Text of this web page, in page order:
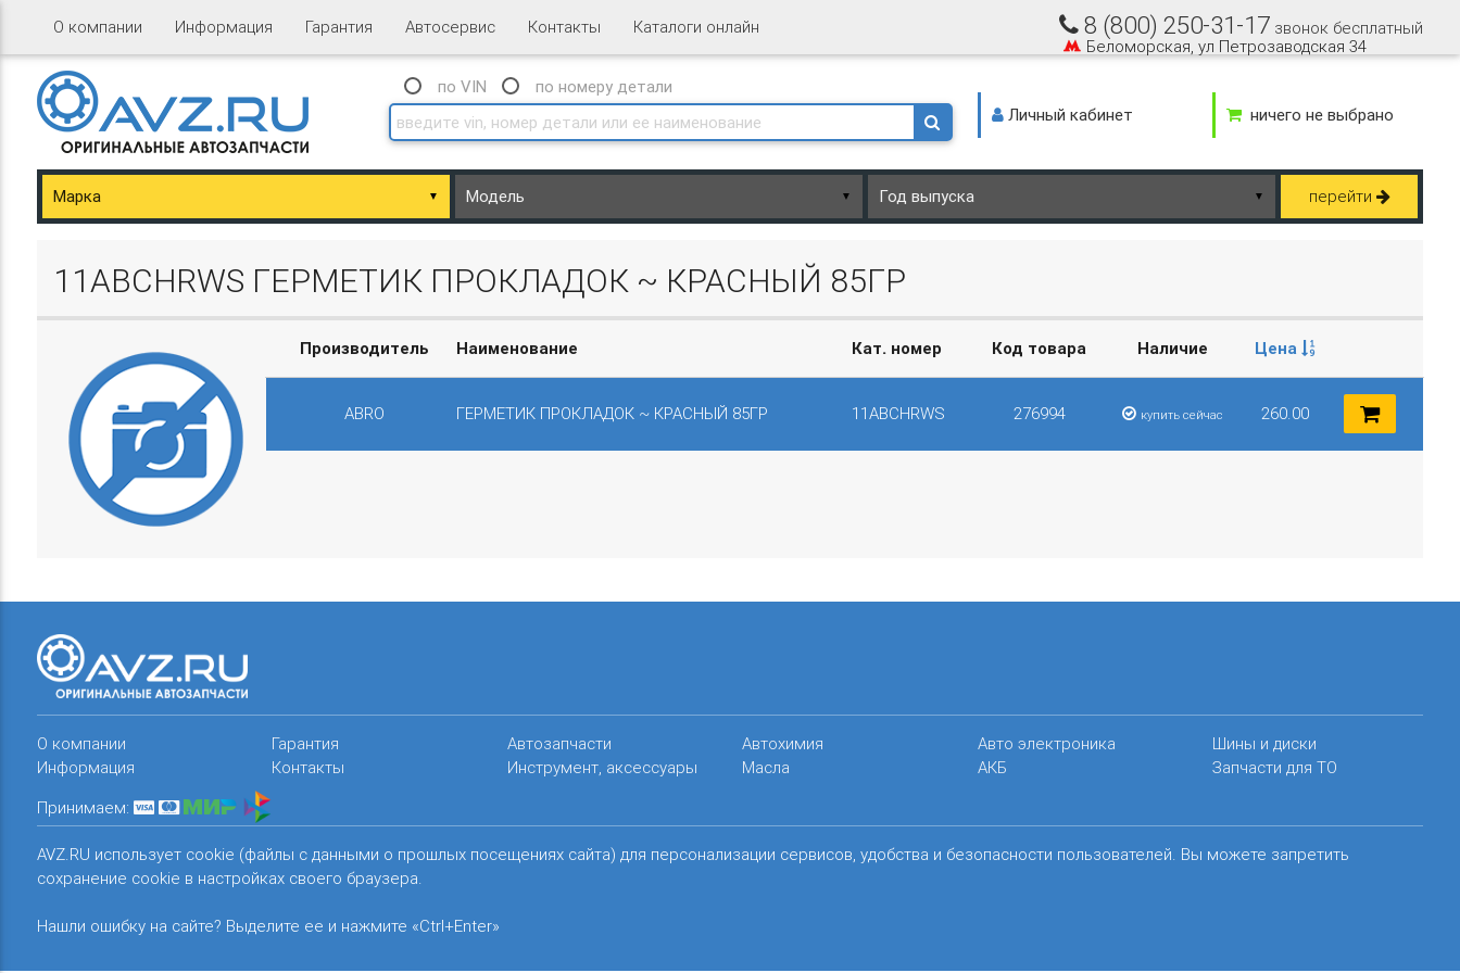
О компании Информация Гарантия Автосервис Контакты Каталоги онлайн
Basket.php
8 (800) 250-31-17 звонок бесплатный
Беломорская, ул Петрозаводская 34
по VIN
по номеру детали
Личный кабинет
ничего не выбрано
▼ ▼ ▼ перейти
11ABCHRWS ГЕРМЕТИК ПРОКЛАДОК ~ КРАСНЫЙ 85ГР
Производитель Наименование Кат. номер Код товара Наличие Цена
ABRO ГЕРМЕТИК ПРОКЛАДОК ~ КРАСНЫЙ 85ГР 11ABCHRWS 276994 купить сейчас 260.00
О компании
Информация
Гарантия
Контакты
Автозапчасти
Инструмент, аксессуары
Автохимия
Масла
Авто электроника
АКБ
Шины и диски
Запчасти для ТО
Принимаем:
AVZ.RU использует cookie (файлы с данными о прошлых посещениях сайта) для персонализации сервисов, удобства и безопасности пользователей. Вы можете запретить
сохранение cookie в настройках своего браузера.
Нашли ошибку на сайте? Выделите ее и нажмите «Ctrl+Enter»